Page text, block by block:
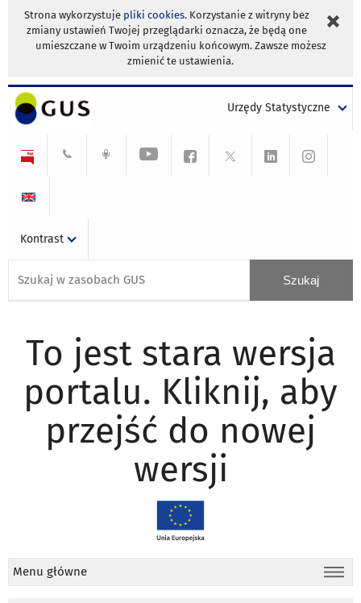
Strona wykorzystuje pliki cookies. Korzystanie z witryny bez
zmiany ustawień Twojej przeglądarki oznacza, że będą one
umieszczane w Twoim urządzeniu końcowym. Zawsze możesz
zmienić te ustawienia.
Urzędy Statystyczne
Kontrast
To jest stara wersja
portalu. Kliknij, aby
przejść do nowej
wersji
Menu główne